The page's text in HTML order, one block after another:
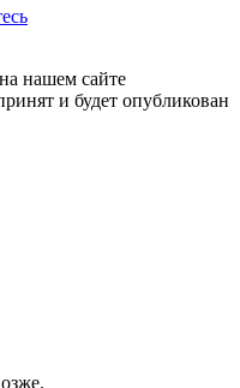
нашем сайте
и будет опубликован